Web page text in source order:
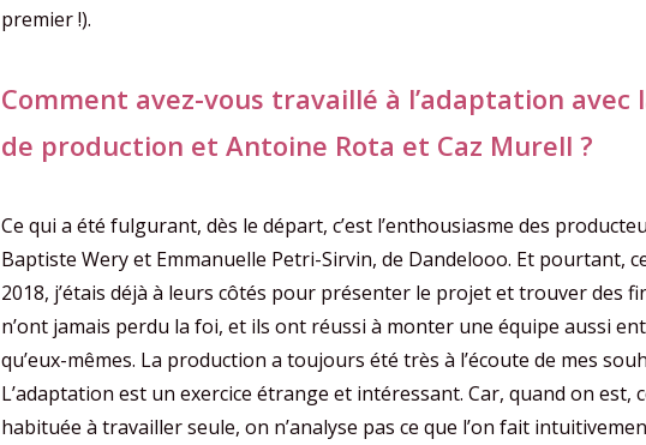
premier !).
Comment avez-vous travaillé à l’adaptation avec
de production et Antoine Rota et Caz Murell ?
Ce qui a été fulgurant, dès le départ, c’est l’enthousiasme des
Baptiste Wery et Emmanuelle Petri-Sirvin, de Dandelooo. Et pourtant,
2018, j’étais déjà à leurs côtés pour présenter le projet et trouver des
n’ont jamais perdu la foi, et ils ont réussi à monter une équipe aussi
qu’eux-mêmes. La production a toujours été très à l’écoute de mes
L’adaptation est un exercice étrange et intéressant. Car, quand on est,
habituée à travailler seule, on n’analyse pas ce que l’on fait